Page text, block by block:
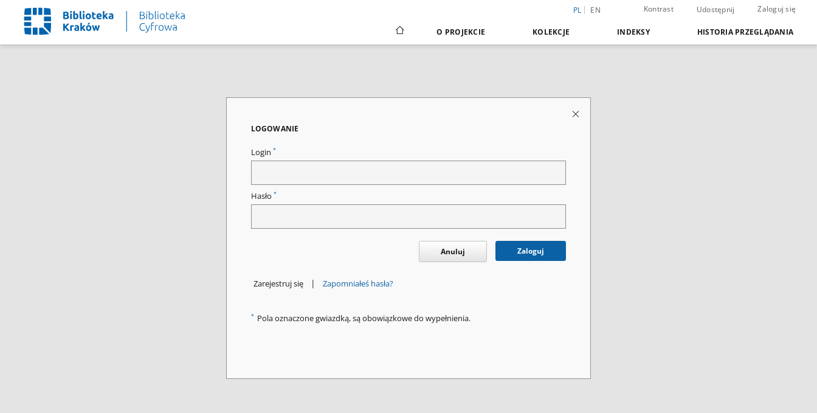
PL EN Kontrast Udostępnij Zaloguj się
O PROJEKCIE KOLEKCJE INDEKSY HISTORIA PRZEGLĄDANIA
LOGOWANIE
Login *
Hasło *
Anuluj Zaloguj
Zarejestruj się | Zapomniałeś hasła?
* Pola oznaczone gwiazdką, są obowiązkowe do wypełnienia.